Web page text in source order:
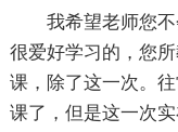
我希望老师您
很爱好学习的，您
课，除了这一次。
课了，但是这一次